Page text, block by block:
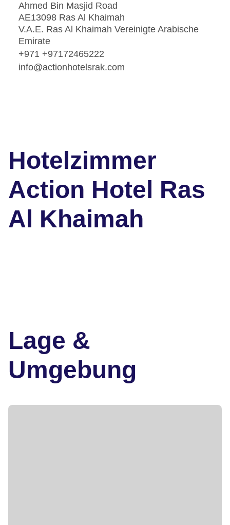
Ahmed Bin Masjid Road
AE13098 Ras Al Khaimah
V.A.E. Ras Al Khaimah Vereinigte Arabische
Emirate
+971 +97172465222
info@actionhotelsrak.com
Hotelzimmer
Action Hotel Ras
Al Khaimah
Lage &
Umgebung